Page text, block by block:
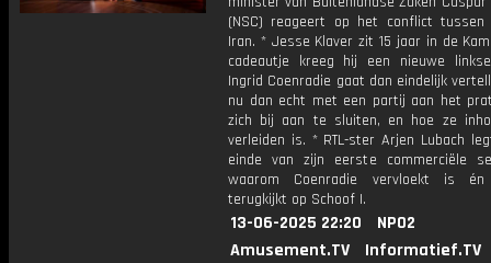
(NSC) reageert op het conflict
Iran. * Jesse Klaver zit 15 jaar in de
cadeautje kreeg hij een nieuwe
Ingrid Coenradie gaat dan eindelijk
nu dan echt met een partij aan het
zich bij aan te sluiten, en hoe ze
verleiden is. * RTL-ster Arjen Lubach
einde van zijn eerste commerciële
waarom Coenradie vervloekt is
terugkijkt op Schoof I.
13-06-2025 22:20
NPO2
Amusement.TV
Informatief.TV